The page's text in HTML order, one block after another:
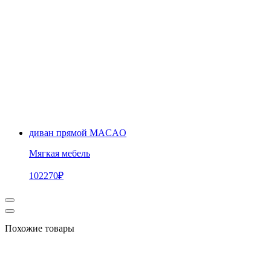
диван прямой MACAO
Мягкая мебель
102270₽
Похожие товары